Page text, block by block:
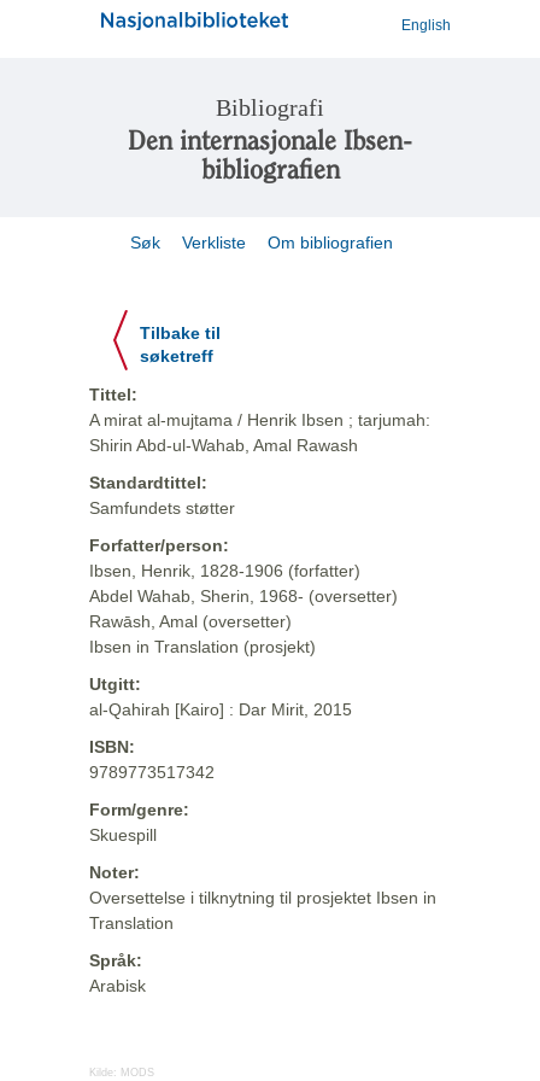
English
Bibliografi
Den internasjonale Ibsen-
bibliografien
Søk Verkliste Om bibliografien
Tilbake til
søketreff
Tittel:
A mirat al-mujtama / Henrik Ibsen ; tarjumah:
Shirin Abd-ul-Wahab, Amal Rawash
Standardtittel:
Samfundets støtter
Forfatter/person:
Ibsen, Henrik, 1828-1906 (forfatter)
Abdel Wahab, Sherin, 1968- (oversetter)
Rawāsh, Amal (oversetter)
Ibsen in Translation (prosjekt)
Utgitt:
al-Qahirah [Kairo] : Dar Mirit, 2015
ISBN:
9789773517342
Form/genre:
Skuespill
Noter:
Oversettelse i tilknytning til prosjektet Ibsen in
Translation
Språk:
Arabisk
Kilde: MODS